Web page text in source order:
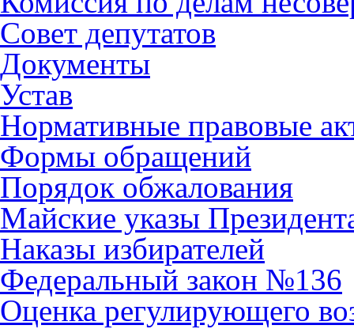
Совет депутатов
Документы
Устав
Нормативные правовые
Формы обращений
Порядок обжалования
Майские указы
Наказы избирателей
Федеральный закон №136
Оценка регулирующего